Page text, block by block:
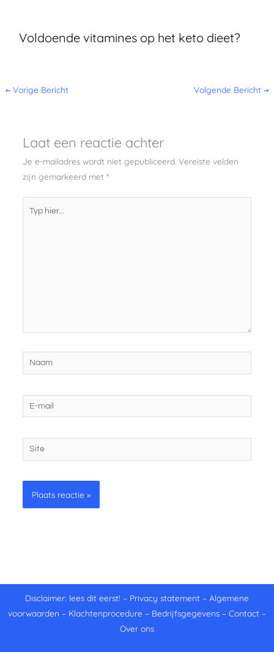
Voldoende vitamines op het keto dieet?
← Vorige Bericht Volgende Bericht →
Laat een reactie achter
Je e-mailadres wordt niet gepubliceerd. Vereiste velden
zijn gemarkeerd met *
Naam
mail
Site
Disclaimer: lees dit eerst! – Privacy statement – Algemene
voorwaarden – Klachtenprocedure – Bedrijfsgegevens – Contact –
Over ons